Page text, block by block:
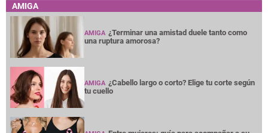
AMIGA
AMIGA ¿Terminar una amistad duele tanto como
una ruptura amorosa?
AMIGA ¿Cabello largo o corto? Elige tu corte según
tu cuello